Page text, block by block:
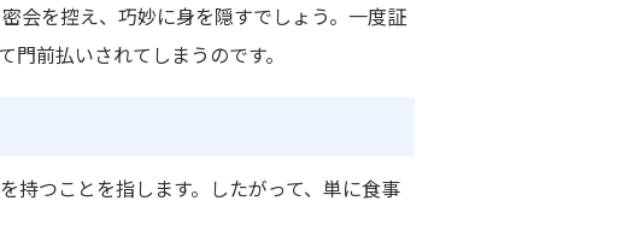
会を控え、巧妙に身を隠すでしょう。一度証
前払いされてしまうのです。
持つことを指します。したがって、単に食事